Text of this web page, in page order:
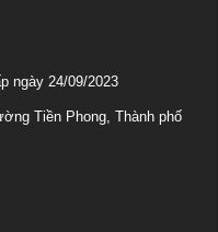
ngày 24/09/2023
Tiền Phong, Thành phố